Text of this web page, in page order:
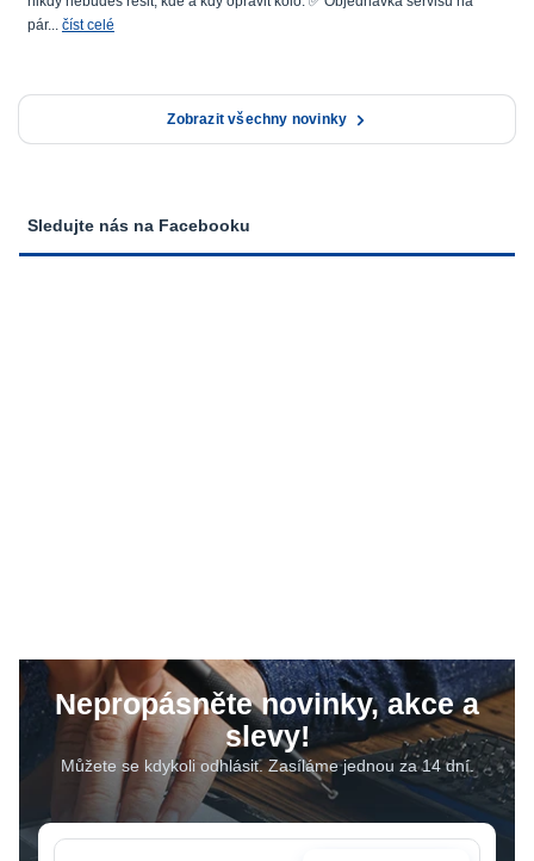
pár... číst celé
Zobrazit všechny novinky
Sledujte nás na Facebooku
Nepropásněte novinky, akce a
slevy!
Můžete se kdykoli odhlásit. Zasíláme jednou za 14 dní.